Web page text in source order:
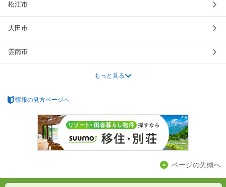
松江市
大田市
雲南市
もっと見る
情報の見方ページへ
ページの先頭へ